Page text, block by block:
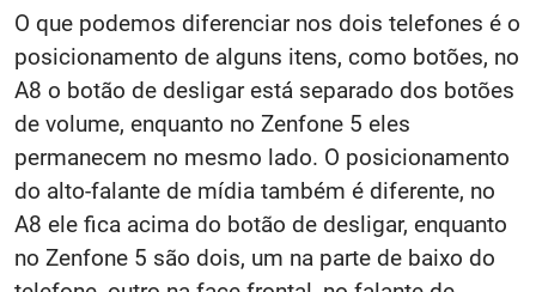
O que podemos diferenciar nos dois telefones é o
posicionamento de alguns itens, como botões, no
A8 o botão de desligar está separado dos botões
de volume, enquanto no Zenfone 5 eles
permanecem no mesmo lado. O posicionamento
do alto-falante de mídia também é diferente, no
A8 ele fica acima do botão de desligar, enquanto
no Zenfone 5 são dois, um na parte de baixo do